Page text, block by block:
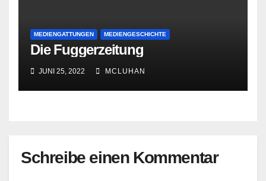
MEDIENGATTUNGEN MEDIENGESCHICHTE
Die Fuggerzeitung
JUNI 25, 2022 MCLUHAN
Schreibe einen Kommentar